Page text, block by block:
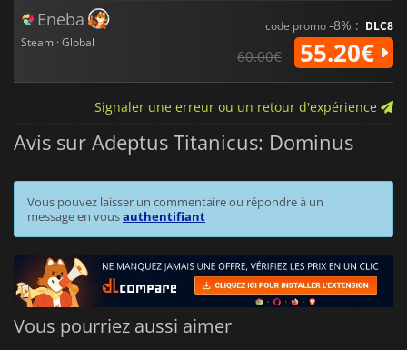
Eneba
Steam · Global
code promo-8% : DLC8
60.00€ 55.20€
Signaler une erreur ou un retour d'expérience
Avis sur Adeptus Titanicus: Dominus
Vous pouvez laisser un commentaire ou répondre à un
message en vousauthentifiant
Vous pourriez aussi aimer